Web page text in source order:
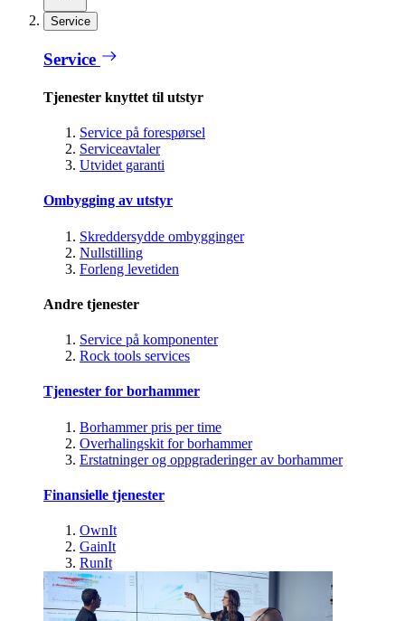
Service
Service
Tjenester knyttet til utstyr
Service på forespørsel
Serviceavtaler
Utvidet garanti
Ombygging av utstyr
Skreddersydde ombygginger
Nullstilling
Forleng levetiden
Andre tjenester
Service på komponenter
Rock tools services
Tjenester for borhammer
Borhammer pris per time
Overhalingskit for borhammer
Erstatninger og oppgraderinger av borhammer
Finansielle tjenester
OwnIt
GainIt
RunIt